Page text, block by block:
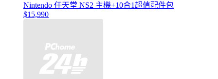
Nintendo 任天堂 NS2 主機+10合1超值配件包
$15,990